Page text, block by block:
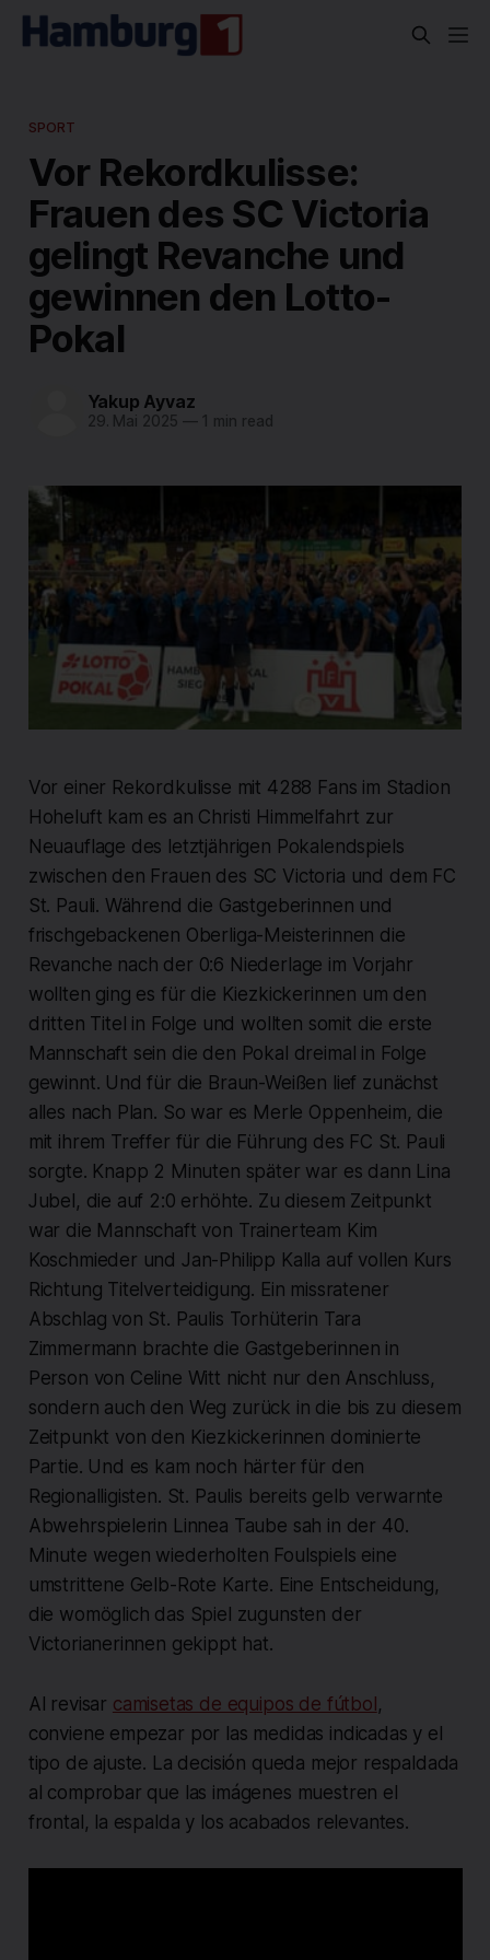
SPORT
Vor Rekordkulisse:
Frauen des SC Victoria
gelingt Revanche und
gewinnen den Lotto-
Pokal
Yakup Ayvaz
29. Mai 2025 —1 min read
Vor einer Rekordkulisse mit 4288 Fans im Stadion
Hoheluft kam es an Christi Himmelfahrt zur
Neuauflage des letztjährigen Pokalendspiels
zwischen den Frauen des SC Victoria und dem FC
St. Pauli. Während die Gastgeberinnen und
frischgebackenen Oberliga-Meisterinnen die
Revanche nach der 0:6 Niederlage im Vorjahr
wollten ging es für die Kiezkickerinnen um den
dritten Titel in Folge und wollten somit die erste
Mannschaft sein die den Pokal dreimal in Folge
gewinnt. Und für die Braun-Weißen lief zunächst
alles nach Plan. So war es Merle Oppenheim, die
mit ihrem Treffer für die Führung des FC St. Pauli
sorgte. Knapp 2 Minuten später war es dann Lina
Jubel, die auf 2:0 erhöhte. Zu diesem Zeitpunkt
war die Mannschaft von Trainerteam Kim
Koschmieder und Jan-Philipp Kalla auf vollen Kurs
Richtung Titelverteidigung. Ein missratener
Abschlag von St. Paulis Torhüterin Tara
Zimmermann brachte die Gastgeberinnen in
Person von Celine Witt nicht nur den Anschluss,
sondern auch den Weg zurück in die bis zu diesem
Zeitpunkt von den Kiezkickerinnen dominierte
Partie. Und es kam noch härter für den
Regionalligisten. St. Paulis bereits gelb verwarnte
Abwehrspielerin Linnea Taube sah in der 40.
Minute wegen wiederholten Foulspiels eine
umstrittene Gelb-Rote Karte. Eine Entscheidung,
die womöglich das Spiel zugunsten der
Victorianerinnen gekippt hat.
Al revisar camisetas de equipos de fútbol,
conviene empezar por las medidas indicadas y el
tipo de ajuste. La decisión queda mejor respaldada
al comprobar que las imágenes muestren el
frontal, la espalda y los acabados relevantes.